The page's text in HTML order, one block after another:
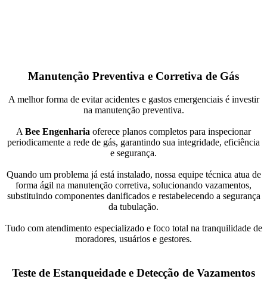
Manutenção Preventiva e Corretiva de Gás
A melhor forma de evitar acidentes e gastos emergenciais é investir
na manutenção preventiva.
A Bee Engenharia oferece planos completos para inspecionar
periodicamente a rede de gás, garantindo sua integridade, eficiência
e segurança.
Quando um problema já está instalado, nossa equipe técnica atua de
forma ágil na manutenção corretiva, solucionando vazamentos,
substituindo componentes danificados e restabelecendo a segurança
da tubulação.
Tudo com atendimento especializado e foco total na tranquilidade de
moradores, usuários e gestores.
Teste de Estanqueidade e Detecção de Vazamentos